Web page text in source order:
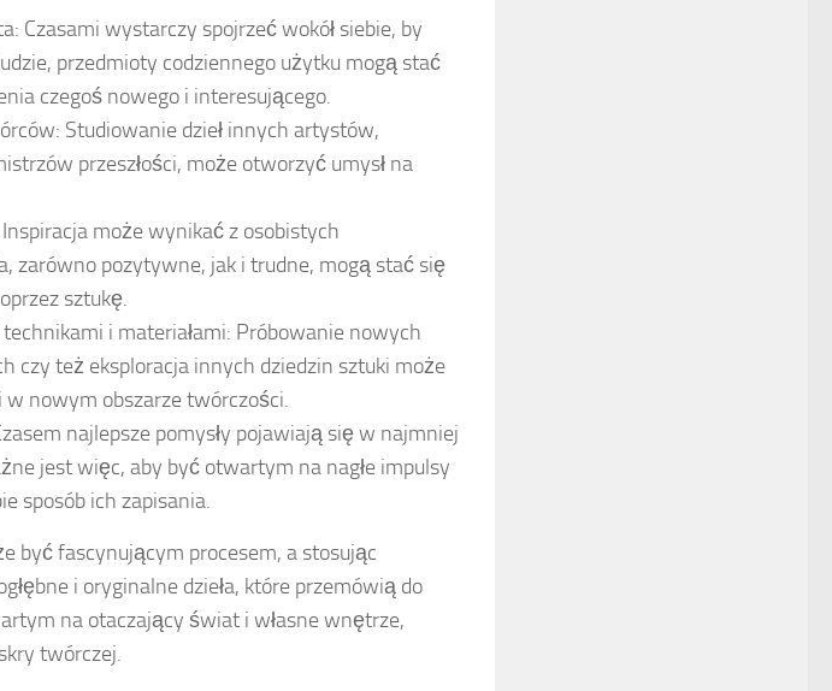
Czasami wystarczy spojrzeć wokół siebie, by
przedmioty codziennego użytku mogą stać
czegoś nowego i interesującego.
Studiowanie dzieł innych artystów,
przeszłości, może otworzyć umysł na
może wynikać z osobistych
zarówno pozytywne, jak i trudne, mogą stać się
sztukę.
i materiałami: Próbowanie nowych
czy też eksploracja innych dziedzin sztuki może
nowym obszarze twórczości.
najlepsze pomysły pojawiają się w najmniej
jest więc, aby być otwartym na nagłe impulsy
sposób ich zapisania.
być fascynującym procesem, a stosując
i oryginalne dzieła, które przemówią do
na otaczający świat i własne wnętrze,
twórczej.